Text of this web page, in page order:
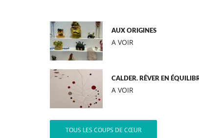
AUX ORIGINES
A VOIR
CALDER. RÊVER EN
A VOIR
TOUS LES COUPS DE CŒUR